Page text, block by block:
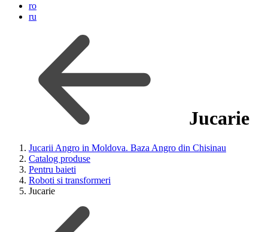
ro
ru
Jucarie
Jucarii Angro in Moldova. Baza Angro din Chisinau
Catalog produse
Pentru baieti
Roboti si transformeri
Jucarie